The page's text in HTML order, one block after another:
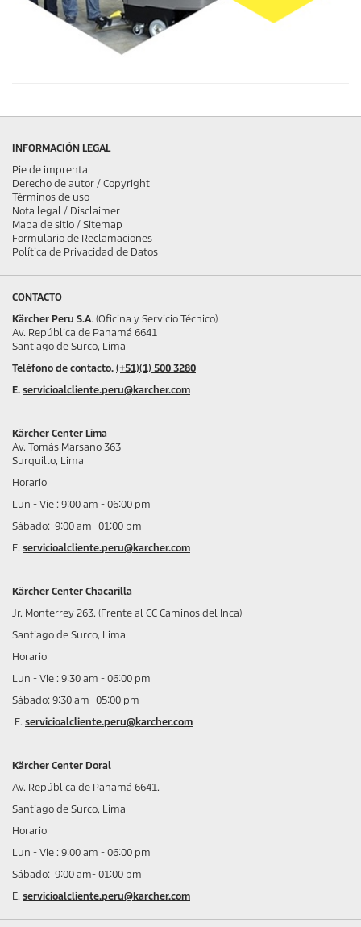
INFORMACIÓN LEGAL
Pie de imprenta
Derecho de autor / Copyright
Términos de uso
Nota legal / Disclaimer
Mapa de sitio / Sitemap
Formulario de Reclamaciones
Política de Privacidad de Datos
CONTACTO
Kärcher Peru S.A. (Oficina y Servicio Técnico)
Av. República de Panamá 6641
Santiago de Surco, Lima
Teléfono de contacto. (+51)(1) 500 3280
E. servicioalcliente.peru@karcher.com
Kärcher Center Lima
Av. Tomás Marsano 363
Surquillo, Lima
Horario
Lun - Vie : 9:00 am - 06:00 pm
Sábado: 9:00 am- 01:00 pm
E. servicioalcliente.peru@karcher.com
Kärcher Center Chacarilla
Jr. Monterrey 263. (Frente al CC Caminos del Inca)
Santiago de Surco, Lima
Horario
Lun - Vie : 9:30 am - 06:00 pm
Sábado: 9:30 am- 05:00 pm
E. servicioalcliente.peru@karcher.com
Kärcher Center Doral
Av. República de Panamá 6641.
Santiago de Surco, Lima
Horario
Lun - Vie : 9:00 am - 06:00 pm
Sábado: 9:00 am- 01:00 pm
E. servicioalcliente.peru@karcher.com